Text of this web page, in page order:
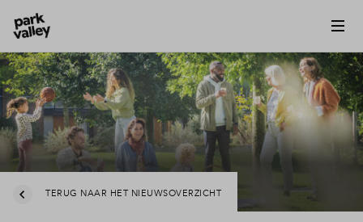
TERUG NAAR HET NIEUWSOVERZICHT